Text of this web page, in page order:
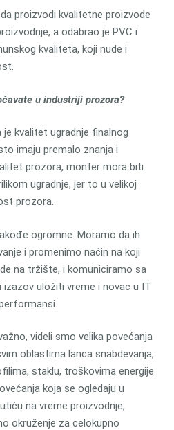
proizvodi kvalitetne proizvode
a odabrao je PVC i
kvaliteta, koji nude i
u industriji prozora?
kvalitet ugradnje finalnog
imaju premalo znanja i
prozora, monter mora biti
ugradnje, jer to u velikoj
prozora.
ogromne. Moramo da ih
i promenimo način na koji
na tržište, i komuniciramo sa
izazov uložiti vreme i novac u IT
videli smo velika povećanja
oblastima lanca snabdevanja,
staklu, troškovima energije
koja se ogledaju u
na vreme proizvodnje,
okruženje za celokupno